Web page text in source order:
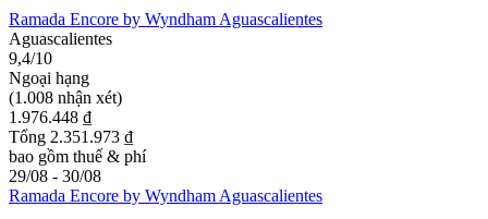
Ramada Encore by Wyndham Aguascalientes
Aguascalientes
9,4/10
Ngoại hạng
(1.008 nhận xét)
1.976.448 ₫
Tổng 2.351.973 ₫
bao gồm thuế & phí
29/08 - 30/08
Ramada Encore by Wyndham Aguascalientes